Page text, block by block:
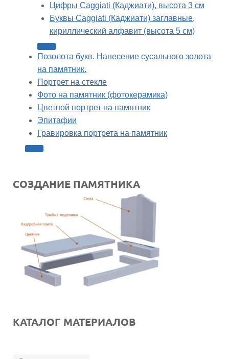
Цифры Caggiati (Каджиати), высота 3 см
Буквы Caggiati (Каджиати) заглавные,
кириллический алфавит (высота 5 см)
Позолота букв. Нанесение сусального золота
на памятник.
Портрет на стекле
Фото на памятник (фотокерамика)
Цветной портрет на памятник
Эпитафии
Гравировка портрета на памятник
СОЗДАНИЕ ПАМЯТНИКА
КАТАЛОГ МАТЕРИАЛОВ